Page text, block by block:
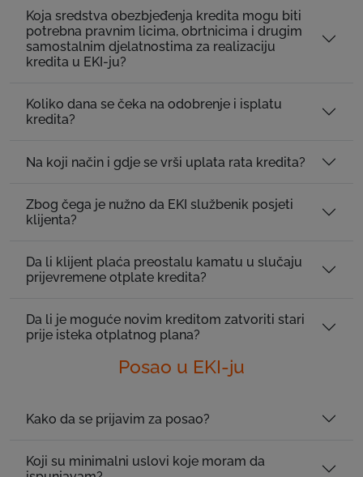
Koja sredstva obezbjeđenja kredita mogu biti
potrebna pravnim licima, obrtnicima i drugim
samostalnim djelatnostima za realizaciju
kredita u EKI-ju?
Koliko dana se čeka na odobrenje i isplatu
kredita?
Na koji način i gdje se vrši uplata rata kredita?
Zbog čega je nužno da EKI službenik posjeti
klijenta?
Da li klijent plaća preostalu kamatu u slučaju
prijevremene otplate kredita?
Da li je moguće novim kreditom zatvoriti stari
prije isteka otplatnog plana?
Posao u EKI-ju
Kako da se prijavim za posao?
Koji su minimalni uslovi koje moram da